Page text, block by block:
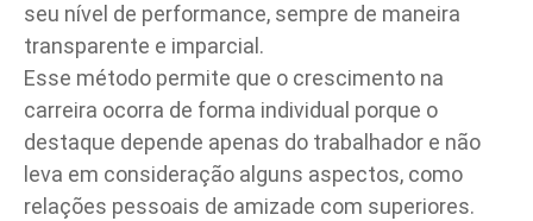
seu nível de performance, sempre de maneira
transparente e imparcial.
Esse método permite que o crescimento na
carreira ocorra de forma individual porque o
destaque depende apenas do trabalhador e não
leva em consideração alguns aspectos, como
relações pessoais de amizade com superiores.